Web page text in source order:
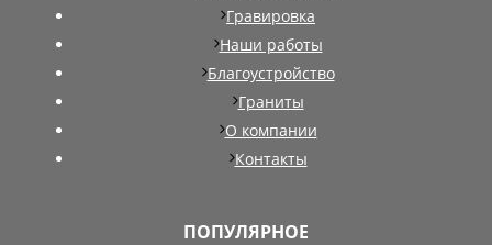
Гравировка
Наши работы
Благоустройство
Граниты
О компании
Контакты
ПОПУЛЯРНОЕ